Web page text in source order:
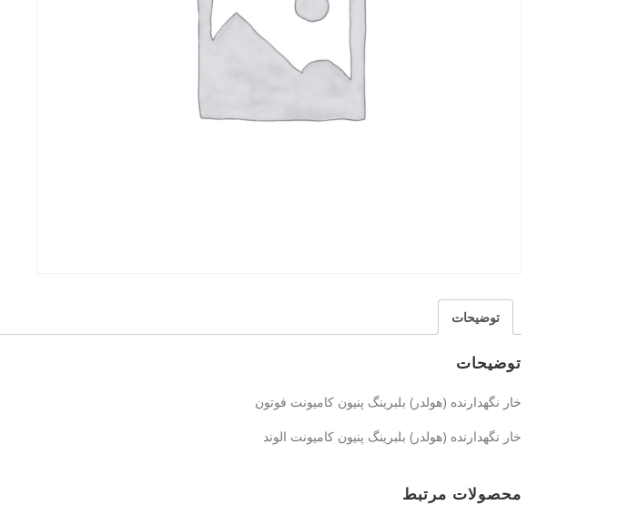
توضیحات
توضیحات
خار نگهدارنده (هولدر) بلبرینگ پنیون کامیونت فوتون
خار نگهدارنده (هولدر) بلبرینگ پنیون کامیونت الوند
محصولات مرتبط